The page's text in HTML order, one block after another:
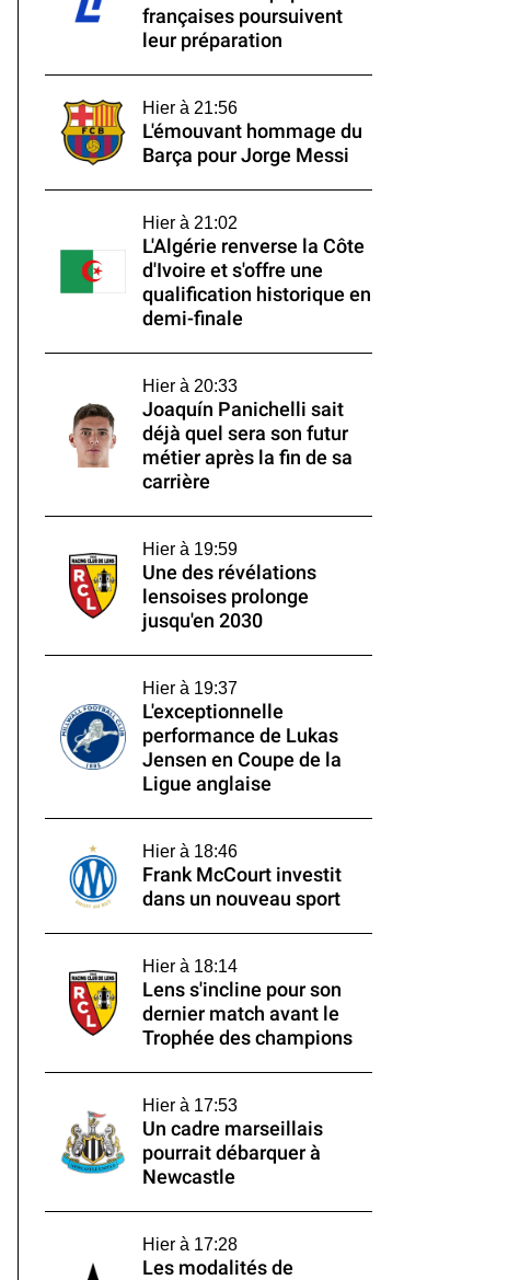
françaises poursuivent
leur préparation
Hier à 21:56
L'émouvant hommage du
Barça pour Jorge Messi
Hier à 21:02
L'Algérie renverse la Côte
d'Ivoire et s'offre une
qualification historique en
demi-finale
Hier à 20:33
Joaquín Panichelli sait
déjà quel sera son futur
métier après la fin de sa
carrière
Hier à 19:59
Une des révélations
lensoises prolonge
jusqu'en 2030
Hier à 19:37
L'exceptionnelle
performance de Lukas
Jensen en Coupe de la
Ligue anglaise
Hier à 18:46
Frank McCourt investit
dans un nouveau sport
Hier à 18:14
Lens s'incline pour son
dernier match avant le
Trophée des champions
Hier à 17:53
Un cadre marseillais
pourrait débarquer à
Newcastle
Hier à 17:28
Les modalités de